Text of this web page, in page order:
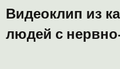
Видеоклип из
людей с